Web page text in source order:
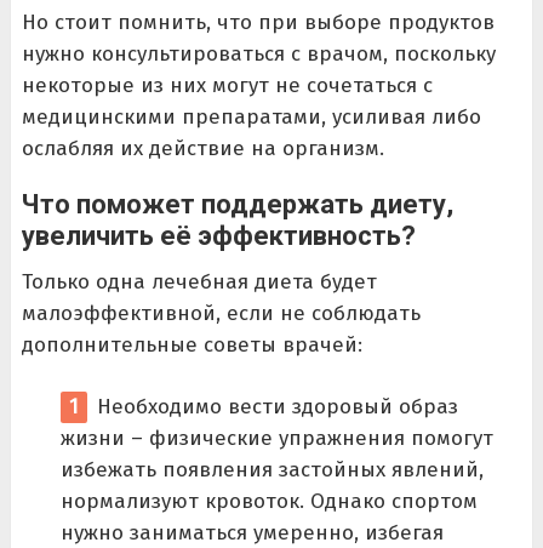
Но стоит помнить, что при выборе продуктов
нужно консультироваться с врачом, поскольку
некоторые из них могут не сочетаться с
медицинскими препаратами, усиливая либо
ослабляя их действие на организм.
Что поможет поддержать диету,
увеличить её эффективность?
Только одна лечебная диета будет
малоэффективной, если не соблюдать
дополнительные советы врачей:
Необходимо вести здоровый образ
жизни – физические упражнения помогут
избежать появления застойных явлений,
нормализуют кровоток. Однако спортом
нужно заниматься умеренно, избегая